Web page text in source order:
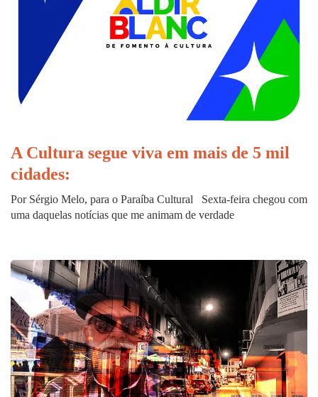
A Cultura segue viva em mais de 5 mil
cidades:
Por Sérgio Melo, para o Paraíba Cultural Sexta-feira chegou com
uma daquelas notícias que me animam de verdade